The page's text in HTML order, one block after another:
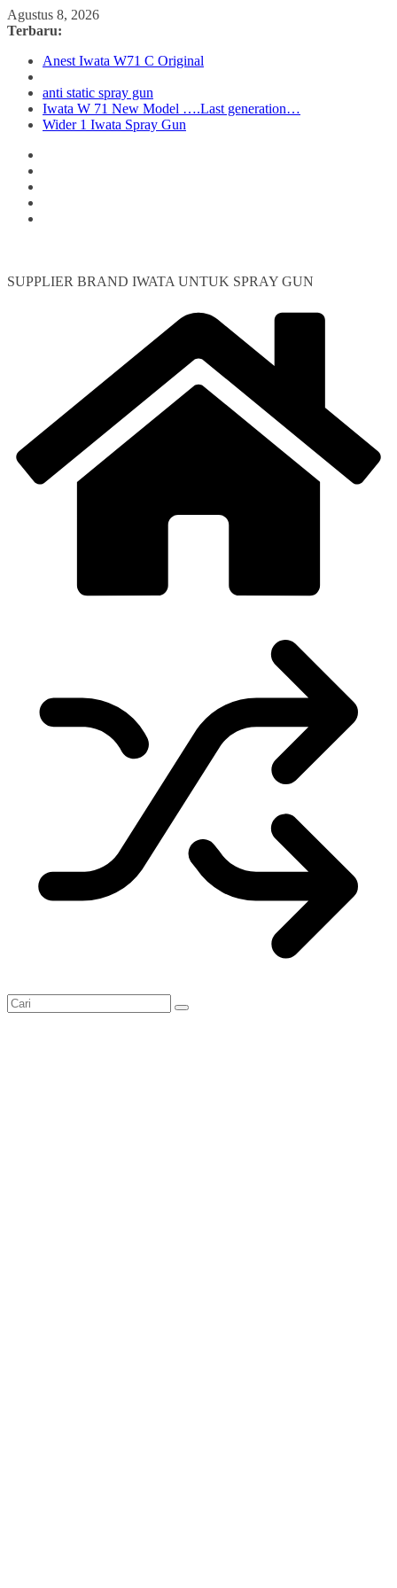
Skip
to
Agustus 8, 2026
Terbaru:
Anest Iwata W71 C Original
anti static spray gun
Iwata W 71 New Model ….Last generation…
Wider 1 Iwata Spray Gun
SUPPLIER BRAND IWATA UNTUK SPRAY GUN